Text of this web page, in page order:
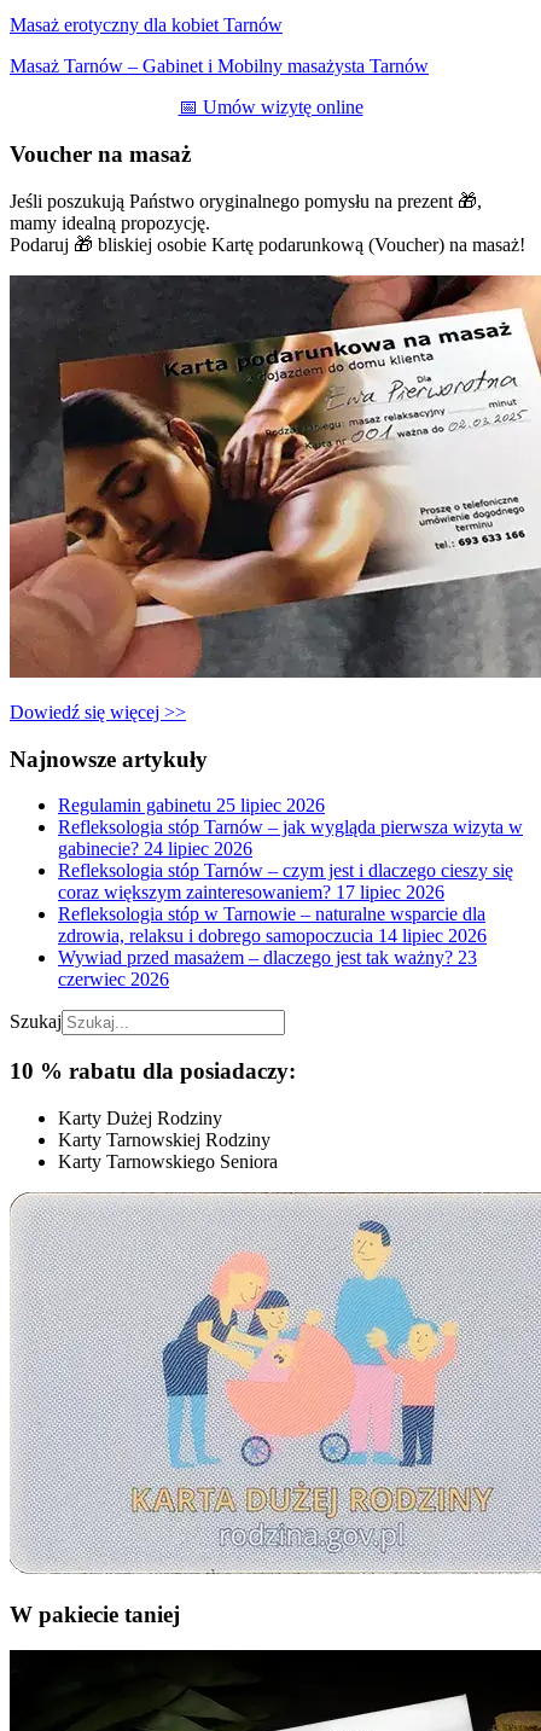
Masaż erotyczny dla kobiet Tarnów
Masaż Tarnów – Gabinet i Mobilny masażysta Tarnów
📅 Umów wizytę online
Voucher na masaż
Jeśli poszukują Państwo oryginalnego pomysłu na prezent 🎁,
mamy idealną propozycję.
Podaruj 🎁 bliskiej osobie Kartę podarunkową (Voucher) na masaż!
Dowiedź się więcej >>
Najnowsze artykuły
Regulamin gabinetu 25 lipiec 2026
Refleksologia stóp Tarnów – jak wygląda pierwsza wizyta w
gabinecie? 24 lipiec 2026
Refleksologia stóp Tarnów – czym jest i dlaczego cieszy się
coraz większym zainteresowaniem? 17 lipiec 2026
Refleksologia stóp w Tarnowie – naturalne wsparcie dla
zdrowia, relaksu i dobrego samopoczucia 14 lipiec 2026
Wywiad przed masażem – dlaczego jest tak ważny? 23
czerwiec 2026
Szukaj
10 % rabatu dla posiadaczy:
Karty Dużej Rodziny
Karty Tarnowskiej Rodziny
Karty Tarnowskiego Seniora
W pakiecie taniej